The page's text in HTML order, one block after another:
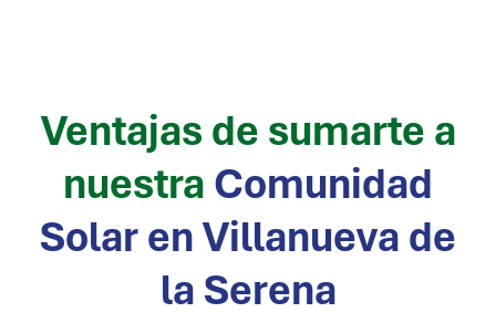
Ventajas de sumarte a
nuestra Comunidad
Solar enVillanueva de
la Serena